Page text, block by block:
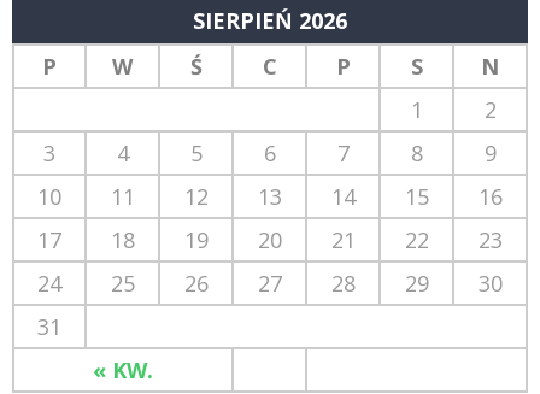
SIERPIEŃ 2026
P
W Ś C P S N
« KW.
1
2
3
4 5 6 7 8
9
10
11 12 13 14 15
16
17
18 19 20 21 22
23
24
25 26 27 28 29
30
31